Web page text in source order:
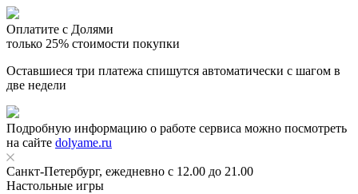
Оплатите с Долями
только 25% стоимости покупки
Оставшиеся три платежа спишутся автоматически с шагом в
две недели
Подробную информацию о работе сервиса можно посмотреть
на сайте dolyame.ru
Санкт-Петербург, ежедневно с 12.00 до 21.00
Настольные игры